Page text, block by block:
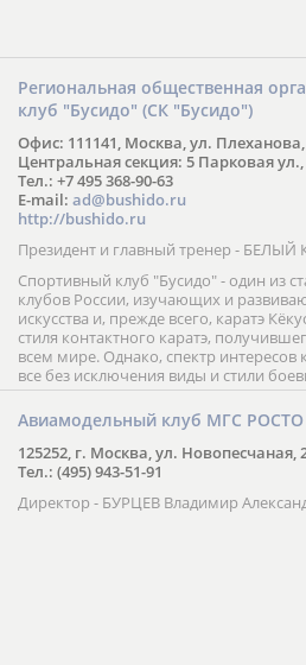
Региональная общественная
клуб "Бусидо" (СК "Бусидо")
Офис: 111141, Москва, ул.
Центральная секция: 5 Парковая ул.,
Тел.: +7 495 368-90-63
E-mail: ad@bushido.ru
http://bushido.ru
Президент и главный тренер - БЕЛЫЙ
Спортивный клуб "Бусидо" - один из
клубов России, изучающих и
искусства и, прежде всего, каратэ
стиля контактного каратэ,
всем мире. Однако, спектр интересов
все без исключения виды и стили
Авиамодельный клуб МГС РОСТО
125252, г. Москва, ул. Новопесчаная,
Тел.: (495) 943-51-91
Директор - БУРЦЕВ Владимир